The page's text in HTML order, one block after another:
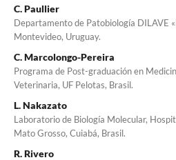
C. Paullier
Departamento de Patobiología DILAVE
Montevideo, Uruguay.
C. Marcolongo-Pereira
Programa de Post-graduación en
Veterinaria, UF Pelotas, Brasil.
L. Nakazato
Laboratorio de Biología Molecular,
Mato Grosso, Cuiabá, Brasil.
R. Rivero